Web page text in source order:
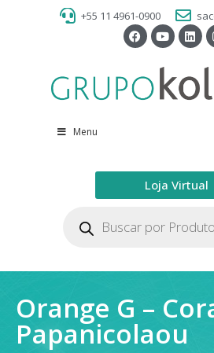
+55 11 4961-0900
Menu
Loja Virtual
Orange G –
Papanicolaou